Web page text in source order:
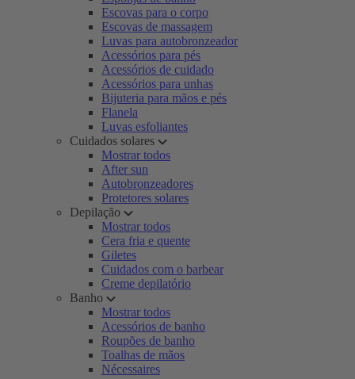
Escovas para o corpo
Escovas de massagem
Luvas para autobronzeador
Acessórios para pés
Acessórios de cuidado
Acessórios para unhas
Bijuteria para mãos e pés
Flanela
Luvas esfoliantes
Cuidados solares
Mostrar todos
After sun
Autobronzeadores
Protetores solares
Depilação
Mostrar todos
Cera fria e quente
Giletes
Cuidados com o barbear
Creme depilatório
Banho
Mostrar todos
Acessórios de banho
Roupões de banho
Toalhas de mãos
Nécessaires